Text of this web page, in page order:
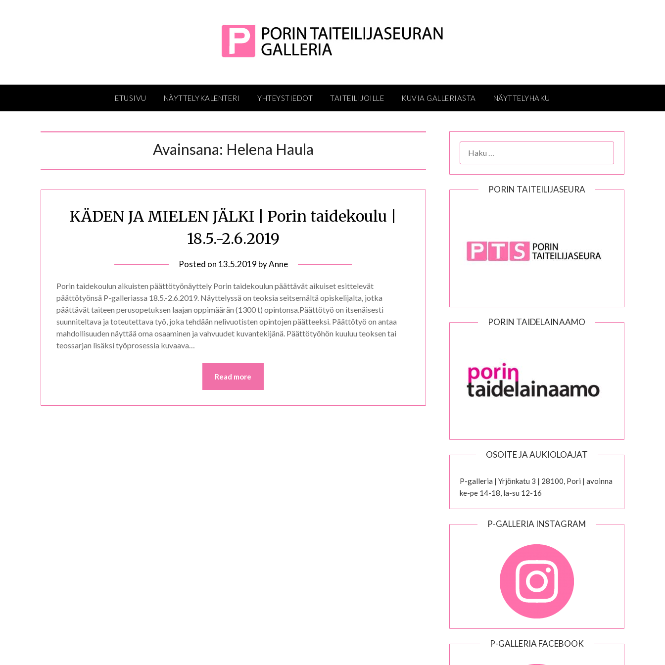
ETUSIVU NÄYTTELYKALENTERI YHTEYSTIEDOT TAITEILIJOILLE KUVIA GALLERIASTA NÄYTTELYHAKU
Avainsana: Helena Haula
KÄDEN JA MIELEN JÄLKI | Porin taidekoulu |
18.5.-2.6.2019
Posted on 13.5.2019 byAnne
Porin taidekoulun aikuisten päättötyönäyttely Porin taidekoulun päättävät aikuiset esittelevät
päättötyönsä P-galleriassa 18.5.-2.6.2019. Näyttelyssä on teoksia seitsemältä opiskelijalta, jotka
päättävät taiteen perusopetuksen laajan oppimäärän (1300 t) opintonsa.Päättötyö on itsenäisesti
suunniteltava ja toteutettava työ, joka tehdään nelivuotisten opintojen päätteeksi. Päättötyö on antaa
mahdollisuuden näyttää oma osaaminen ja vahvuudet kuvantekijänä. Päättötyöhön kuuluu teoksen tai
teossarjan lisäksi työprosessia kuvaava…
Read more
PORIN TAITEILIJASEURA
PORIN TAIDELAINAAMO
OSOITE JA AUKIOLOAJAT
P-galleria | Yrjönkatu 3 | 28100, Pori | avoinna
ke-pe 14-18, la-su 12-16
P-GALLERIA INSTAGRAM
P-GALLERIA FACEBOOK